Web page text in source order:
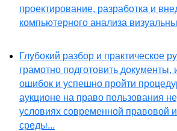
проектирование, разработка и
компьютерного анализа
Глубокий разбор и практическое
грамотно подготовить документы,
ошибок и успешно пройти
аукционе на право пользования
условиях современной правовой
среды...